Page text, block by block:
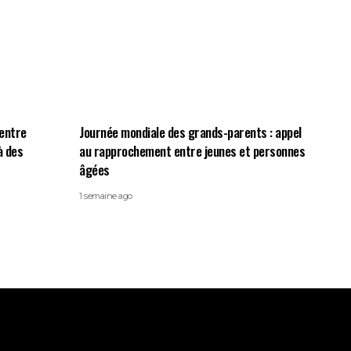
des
Journée mondiale des grands-parents : appel
au rapprochement entre jeunes et personnes
âgées
1 semaine ago